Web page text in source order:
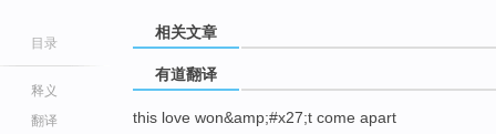
目录
释义
翻译
相关文章
有道翻译
this love won&amp;#x27;t come apart